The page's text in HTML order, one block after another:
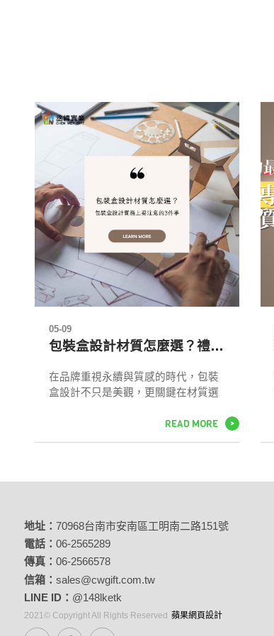
05-09
包裝盒設計材質怎麼選？禮盒設計5大要點｜包裝盒設計公司推薦
在品牌重視永續與質感的時代，包裝
盒設計不只是美觀，更關鍵在材質選
設計，嚴選牛皮紙、萊妮紙、馬糞紙
READ MORE >
地址： 70968台南市安南區工明南二路151號
電話： 06-2565289
傳真： 06-2566578
信箱： sales@cwgift.com.tw
LINE ID： @148lketk
2021© Copyright All Rights Reserved 蘋果網頁設計